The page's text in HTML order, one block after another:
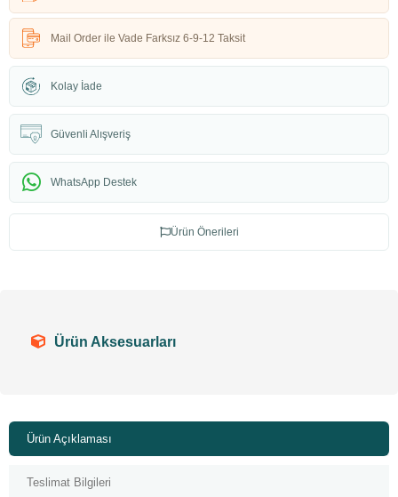
Mail Order ile Vade Farksız 6-9-12 Taksit
Kolay İade
Güvenli Alışveriş
WhatsApp Destek
Ürün Önerileri
Ürün Aksesuarları
Ürün Açıklaması
Teslimat Bilgileri